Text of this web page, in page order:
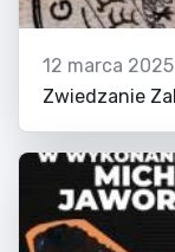
12 marca 2025